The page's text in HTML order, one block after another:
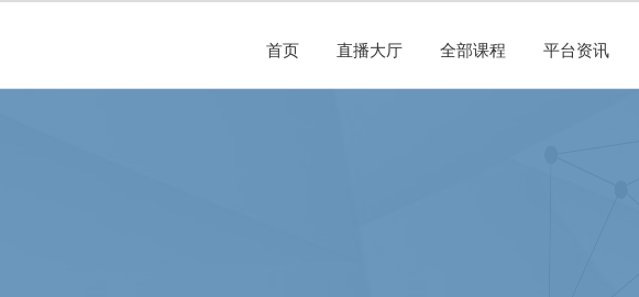
首页 直播大厅 全部课程 平台资讯